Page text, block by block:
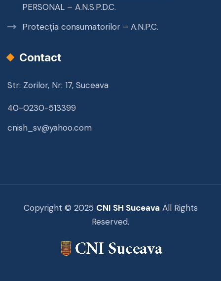
PERSONAL – A.N.S.P.D.C.
Protecția consumatorilor – A.N.P.C.
Contact
Str: Zorilor, Nr: 17, Suceava
40-0230-513399
cnish_sv@yahoo.com
Copyright © 2025 CNI SH Suceava All Rights
Reserved.